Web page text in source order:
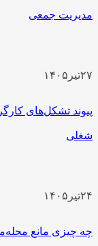
مدیریت جمعی
۲۷تیر ۱۴۰۵
پیوند تشکل‌های
شغلی
۲۴تیر ۱۴۰۵
چه چیزی مانع